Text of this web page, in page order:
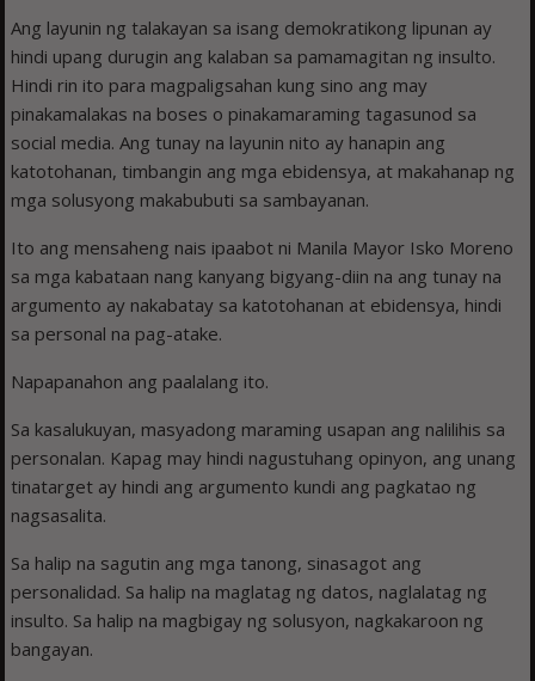
Ang layunin ng talakayan sa isang demokratikong lipunan ay
hindi upang durugin ang kalaban sa pamamagitan ng insulto.
Hindi rin ito para magpaligsahan kung sino ang may
pinakamalakas na boses o pinakamaraming tagasunod sa
social media. Ang tunay na layunin nito ay hanapin ang
katotohanan, timbangin ang mga ebidensya, at makahanap ng
mga solusyong makabubuti sa sambayanan.
Ito ang mensaheng nais ipaabot ni Manila Mayor Isko Moreno
sa mga kabataan nang kanyang bigyang-diin na ang tunay na
argumento ay nakabatay sa katotohanan at ebidensya, hindi
sa personal na pag-atake.
Napapanahon ang paalalang ito.
Sa kasalukuyan, masyadong maraming usapan ang nalilihis sa
personalan. Kapag may hindi nagustuhang opinyon, ang unang
tinatarget ay hindi ang argumento kundi ang pagkatao ng
nagsasalita.
Sa halip na sagutin ang mga tanong, sinasagot ang
personalidad. Sa halip na maglatag ng datos, naglalatag ng
insulto. Sa halip na magbigay ng solusyon, nagkakaroon ng
bangayan.